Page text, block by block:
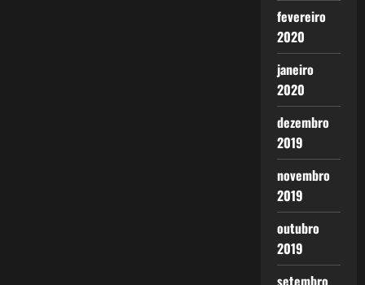
fevereiro
2020
janeiro
2020
dezembro
2019
novembro
2019
outubro
2019
setembro